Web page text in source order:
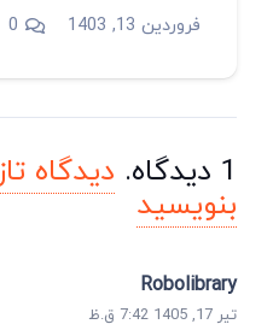
فروردین 13, 1403 0
1 دیدگاه. دیدگاه
بنویسید
Robolibrary
تیر 17, 1405 7:42 ق.ظ